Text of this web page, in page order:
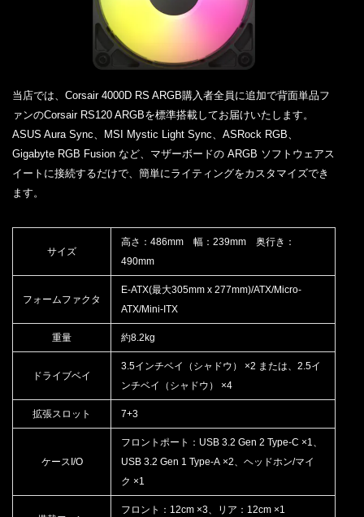
当店では、Corsair 4000D RS ARGB購入者全員に追加で背面単品フ
ァンのCorsair RS120 ARGBを標準搭載してお届けいたします。
ASUS Aura Sync、MSI Mystic Light Sync、ASRock RGB、
Gigabyte RGB Fusion など、マザーボードの ARGB ソフトウェアス
イートに接続するだけで、簡単にライティングをカスタマイズでき
ます。
サイズ
高さ：486mm 幅：239mm 奥行き：
490mm
フォームファクタ
E-ATX(最大305mm x 277mm)/ATX/Micro-
ATX/Mini-ITX
重量 約8.2kg
ドライブベイ
3.5インチベイ（シャドウ） ×2 または、2.5イ
ンチベイ（シャドウ） ×4
拡張スロット 7+3
ケースI/O
フロントポート：USB 3.2 Gen 2 Type-C ×1、
USB 3.2 Gen 1 Type-A ×2、ヘッドホン/マイ
ク ×1
フロント：12cm ×3、リア：12cm ×1